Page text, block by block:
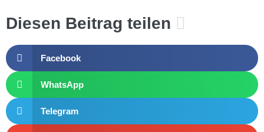
Diesen Beitrag teilen
Facebook
WhatsApp
Telegram